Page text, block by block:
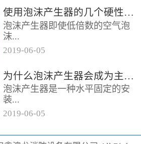
使用泡沫产生器的几个硬性要求
泡沫产生器即使低倍数的空气泡
沫...
消防领域当中泡沫产生器起到的
作用颇大，而且它的保存也相对
容易，...
2019-06-05
为什么泡沫产生器会成为主流灭火产品呢
泡沫产生器是一种水平固定的安
装...
2019-06-05